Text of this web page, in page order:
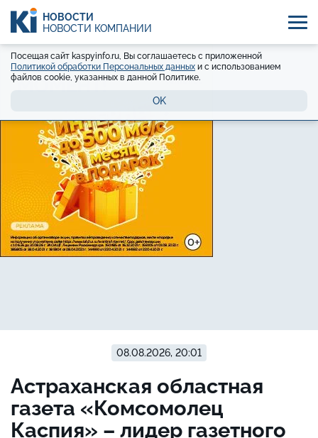
НОВОСТИ
НОВОСТИ КОМПАНИЙ
Посещая сайт kaspyinfo.ru, Вы соглашаетесь с приложенной
Политикой обработки Персональных данных и с использованием
файлов cookie, указанных в данной Политике.
OK
08.08.2026, 20:01
Астраханская областная
газета «Комсомолец
Каспия» – лидер газетного